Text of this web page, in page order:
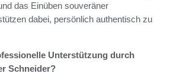
das Einüben souveräner
dabei, persönlich authentisch zu
Unterstützung durch
Schneider?